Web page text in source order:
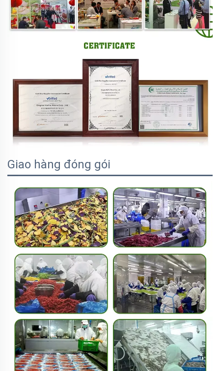
Giao hàng đóng gói